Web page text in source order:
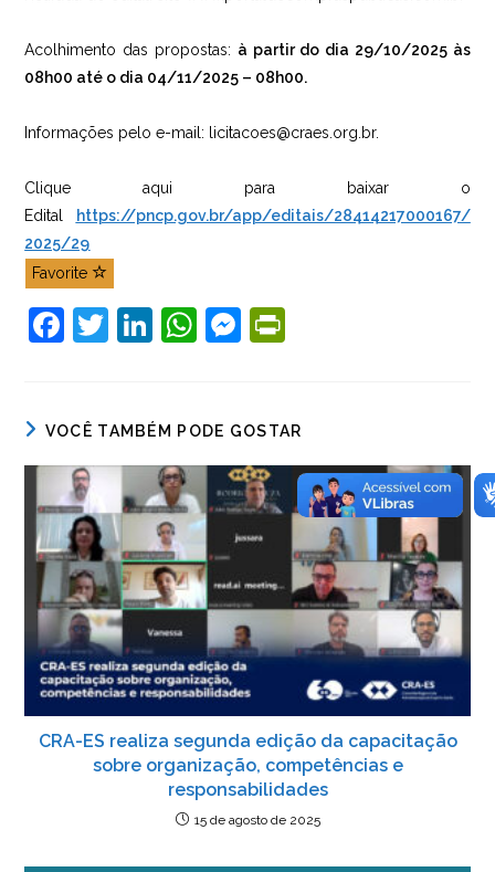
Acolhimento das propostas: à partir do dia 29/10/2025 às
08h00 até o dia 04/11/2025 – 08h00.
Informações pelo e-mail: licitacoes@craes.org.br.
Clique aqui para baixar o
Edital
https://pncp.gov.br/app/editais/28414217000167/
2025/29
Favorite
F
e
b
o
o
k
T
er
Li
e
dI
n
W
s
A
p
p
M
e
n
g
er
ri
e
n
dl
y
VOCÊ TAMBÉM PODE GOSTAR
CRA-ES realiza segunda edição da capacitação
sobre organização, competências e
responsabilidades
15 de agosto de 2025